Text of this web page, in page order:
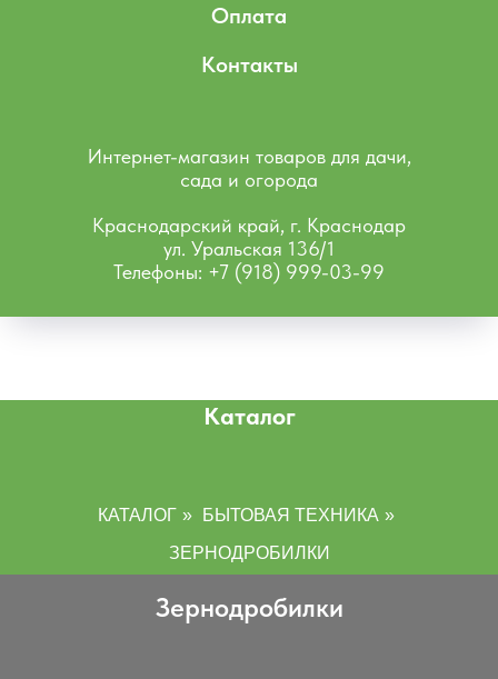
Оплата
Контакты
Интернет-магазин товаров для дачи,
сада и огорода
Краснодарский край, г. Краснодар
ул. Уральская 136/1
Телефоны: +7 (918) 999-03-99
Каталог
КАТАЛОГ » БЫТОВАЯ ТЕХНИКА »
ЗЕРНОДРОБИЛКИ
Зернодробилки